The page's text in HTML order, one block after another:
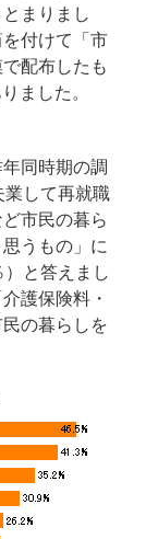
まりまし
付けて「市
配布したも
ました。
同時期の調
業して再就職
市民の暮ら
うもの」に
と答えまし
護保険料・
の暮らしを